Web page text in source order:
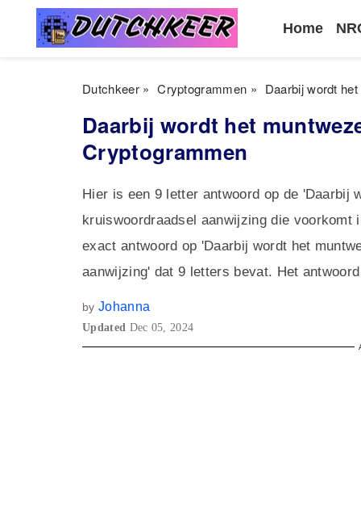
Home
Dutchkeer» Cryptogrammen » Daarbij wordt
Daarbij wordt het
Cryptogrammen
Hier is een 9 letter antwoord op de 'Daarbij
kruiswoordraadsel aanwijzing die
exact antwoord op 'Daarbij wordt het
aanwijzing' dat 9 letters bevat. Het
by Johanna
Updated Dec 05, 2024